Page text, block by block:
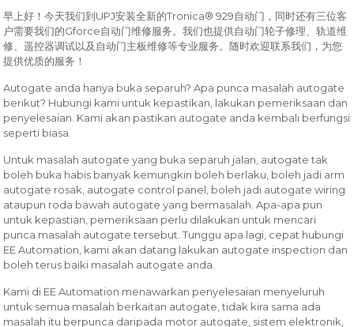
早上好！今天我们到 UPJ安装全新的Tronica® 929自动门，同时还有三位客
户需要我们的Gforce自动门维修服务。我们也提供自动门轮子修理、轨道维
修、遥控器调试以及自动门主板维修等专业服务。随时欢迎联系我们，为您
提供优质的服务！
Autogate anda hanya buka separuh? Apa punca masalah autogate
berikut? Hubungi kami untuk kepastikan, lakukan pemeriksaan dan
penyelesaian. Kami akan pastikan autogate anda kembali berfungsi
seperti biasa.
Untuk masalah autogate yang buka separuh jalan, autogate tak
boleh buka habis banyak kemungkin boleh berlaku, boleh jadi arm
autogate rosak, autogate control panel, boleh jadi autogate wiring
ataupun roda bawah autogate yang bermasalah. Apa-apa pun
untuk kepastian, pemeriksaan perlu dilakukan untuk mencari
punca masalah autogate tersebut. Tunggu apa lagi, cepat hubungi
EE Automation, kami akan datang lakukan autogate inspection dan
boleh terus baiki masalah autogate anda.
Kami di EE Automation menawarkan penyelesaian menyeluruh
untuk semua masalah berkaitan autogate, tidak kira sama ada
masalah itu berpunca daripada motor autogate, sistem elektronik,